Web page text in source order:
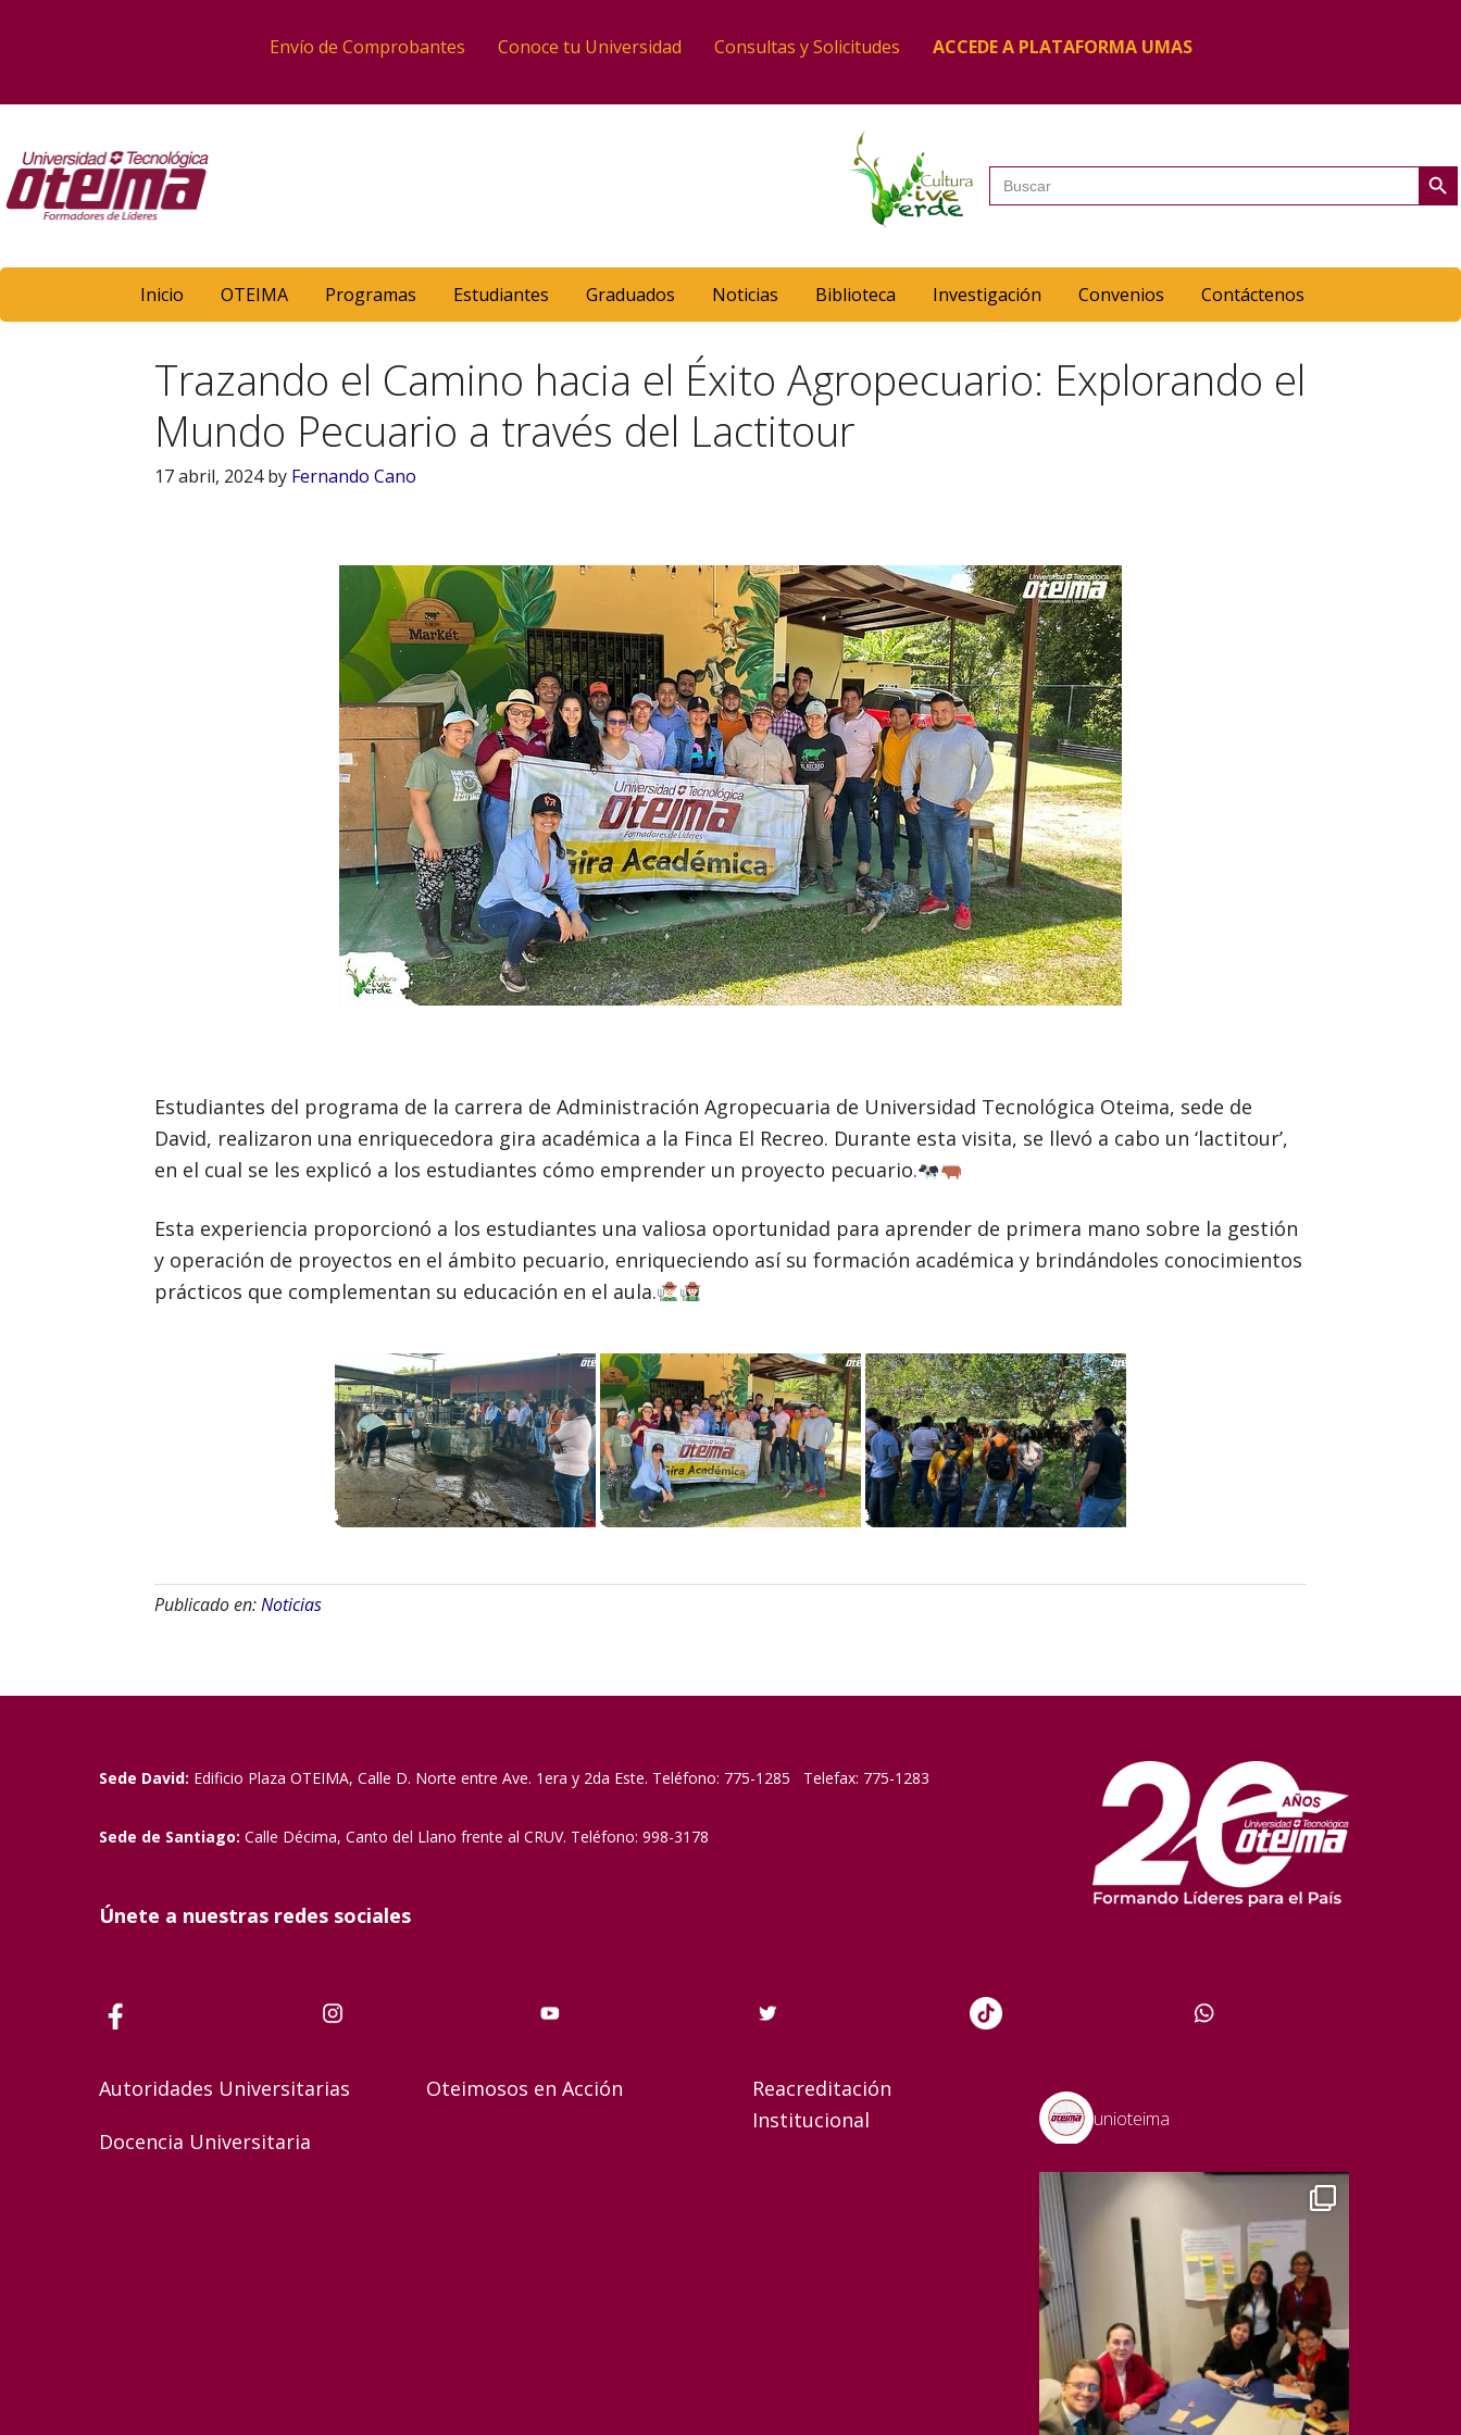
Envío de Comprobantes Conoce tu Universidad Consultas y Solicitudes ACCEDE A PLATAFORMA UMAS
Buscar: Botón de
Inicio OTEIMA Programas Estudiantes Graduados Noticias Biblioteca Investigación Convenios Contáctenos
Trazando el Camino hacia el Éxito Agropecuario: Explorando el
Mundo Pecuario a través del Lactitour
17 abril, 2024by Fernando Cano
Estudiantes del programa de la carrera de Administración Agropecuaria de Universidad Tecnológica Oteima, sede de
David, realizaron una enriquecedora gira académica a la Finca El Recreo. Durante esta visita, se llevó a cabo un ‘lactitour’,
en el cual se les explicó a los estudiantes cómo emprender un proyecto pecuario.
Esta experiencia proporcionó a los estudiantes una valiosa oportunidad para aprender de primera mano sobre la gestión
y operación de proyectos en el ámbito pecuario, enriqueciendo así su formación académica y brindándoles conocimientos
prácticos que complementan su educación en el aula.
Publicado en:Noticias
Sede David: Edificio Plaza OTEIMA, Calle D. Norte entre Ave. 1era y 2da Este. Teléfono: 775-1285 Telefax: 775-1283
Sede de Santiago: Calle Décima, Canto del Llano frente al CRUV. Teléfono: 998-3178
Únete a nuestras redes sociales
Autoridades Universitarias
Docencia Universitaria
Oteimosos en Acción
Reacreditación
Institucional
unioteima